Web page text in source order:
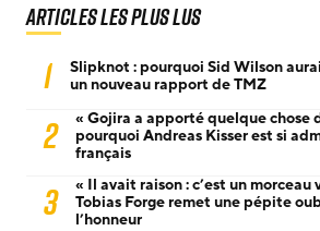
Articles les plus lus
1
Slipknot : pourquoi Sid Wilson
un nouveau rapport de TMZ
2
« Gojira a apporté quelque chose
pourquoi Andreas Kisser est si
français
3
« Il avait raison : c’est un morceau
Tobias Forge remet une pépite
l’honneur